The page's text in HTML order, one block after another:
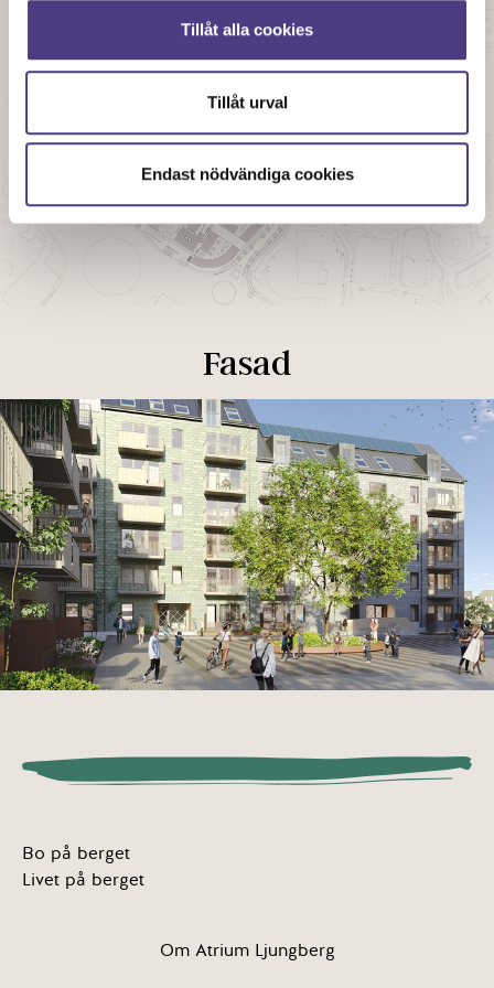
Tillåt alla cookies
Tillåt urval
Endast nödvändiga cookies
Fasad
Bo på berget
Livet på berget
Om Atrium Ljungberg